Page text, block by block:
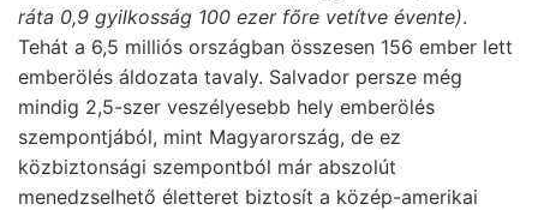
ráta 0,9 gyilkosság 100 ezer főre vetítve évente).
Tehát a 6,5 milliós országban összesen 156 ember lett
emberölés áldozata tavaly. Salvador persze még
mindig 2,5-szer veszélyesebb hely emberölés
szempontjából, mint Magyarország, de ez
közbiztonsági szempontból már abszolút
menedzselhető életteret biztosít a közép-amerikai